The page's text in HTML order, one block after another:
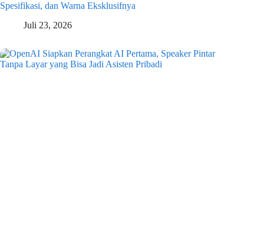
Spesifikasi, dan Warna Eksklusifnya
Juli 23, 2026